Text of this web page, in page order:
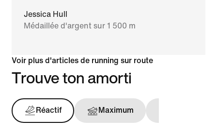
Jessica Hull
Médaillée d'argent sur 1 500 m
Voir plus d'articles de running sur route
Trouve ton amorti
Réactif Maximum